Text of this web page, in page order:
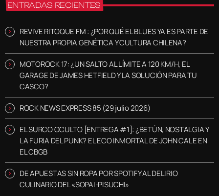
ENTRADAS RECIENTES
REVIVE RITOQUE FM : ¿POR QUÉ EL BLUES YA ES PARTE DE
NUESTRA PROPIA GENÉTICA Y CULTURA CHILENA?
MOTOROCK 17: ¿UN SALTO AL LÍMITE A 120 KM/H, EL
GARAGE DE JAMES HETFIELD Y LA SOLUCIÓN PARA TU
CASCO?
ROCK NEWS EXPRESS 85 (29 julio 2026)
EL SURCO OCULTO [ENTREGA #1]: ¿BETÚN, NOSTALGIA Y
LA FURIA DEL PUNK? EL ECO INMORTAL DE JOHN CALE EN
EL CBGB
DE APUESTAS SIN ROPA POR SPOTIFY AL DELIRIO
CULINARIO DEL «SOPAI-PISUCHI»